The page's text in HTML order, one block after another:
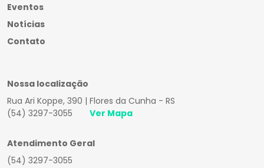
Eventos
Notícias
Contato
Nossa localização
Rua Ari Koppe, 390 | Flores da Cunha - RS
(54) 3297-3055
Ver Mapa
Atendimento Geral
(54) 3297-3055